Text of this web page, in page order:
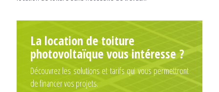
La location de toiture
photovoltaïque vous intéresse ?
Découvrez les solutions et tarifs qui vous permettront
de financer vos projets.